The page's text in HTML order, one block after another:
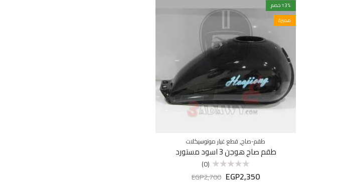
13% خصم
مميزة
طقم-صاج,قطع غيار موتوسيكلات
طقم صاج هوجن 3 اسود مستورد
التقييم
(0)
EGP2,350
EGP2,700